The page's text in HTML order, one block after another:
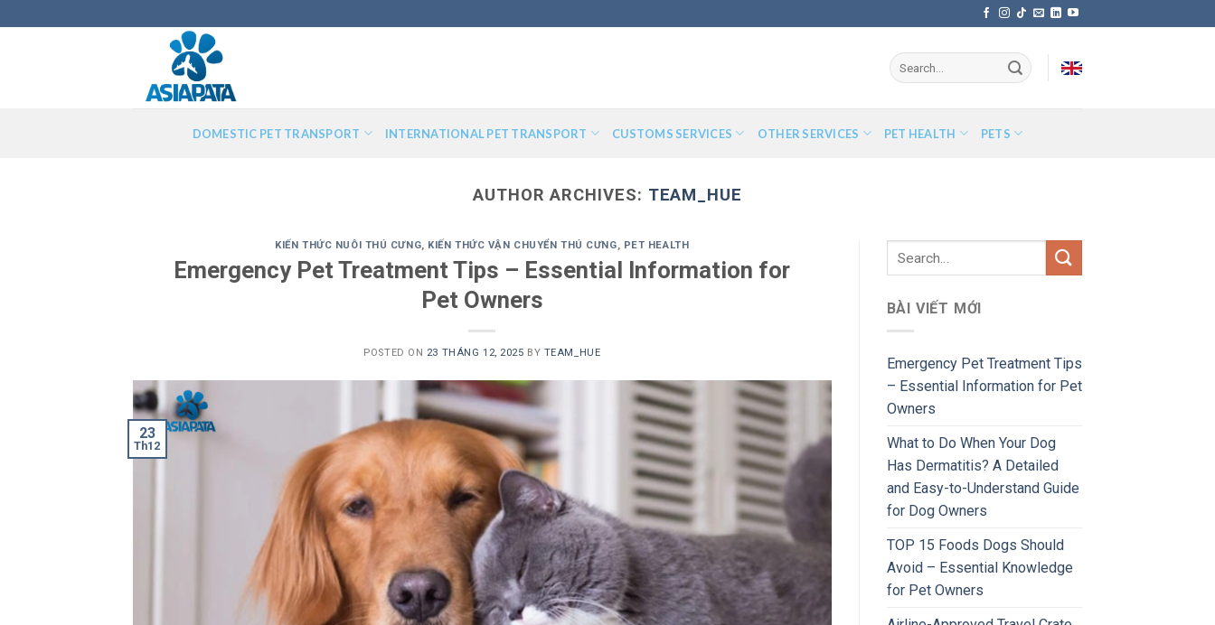
to
DOMESTIC PET TRANSPORT INTERNATIONAL PET TRANSPORT CUSTOMS SERVICES OTHER SERVICES PET HEALTH PETS
AUTHOR ARCHIVES: TEAM_HUE
KIẾN THỨC NUÔI THÚ CƯNG, KIẾN THỨC VẬN CHUYỂN THÚ CƯNG, PET HEALTH
Emergency Pet Treatment Tips – Essential Information for
Pet Owners
POSTED ON 23 THÁNG 12, 2025 BY TEAM_HUE
23
Th12
BÀI VIẾT MỚI
Emergency Pet Treatment Tips
– Essential Information for Pet
Owners
What to Do When Your Dog
Has Dermatitis? A Detailed
and Easy-to-Understand Guide
for Dog Owners
TOP 15 Foods Dogs Should
Avoid – Essential Knowledge
for Pet Owners